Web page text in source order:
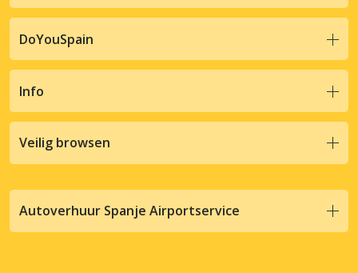
DoYouSpain
Info
Veilig browsen
Autoverhuur Spanje Airportservice